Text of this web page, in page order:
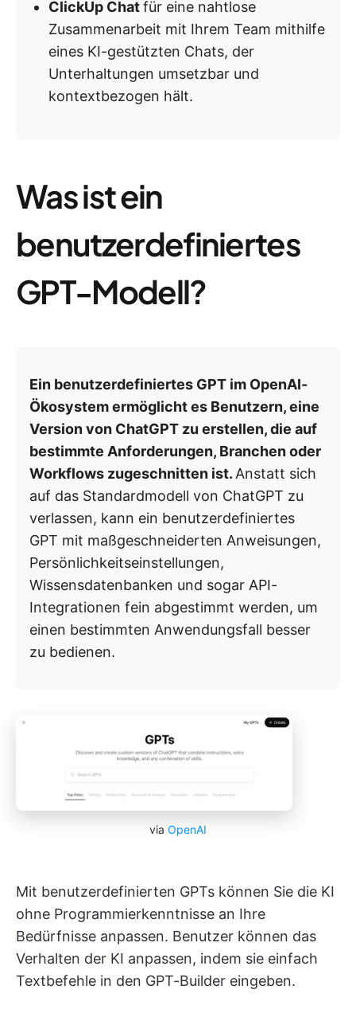
ClickUp Chatfür eine nahtlose
Zusammenarbeit mit Ihrem Team mithilfe
eines KI-gestützten Chats, der
Unterhaltungen umsetzbar und
kontextbezogen hält.
Was ist ein
benutzerdefiniertes
GPT-Modell?
Ein benutzerdefiniertes GPT im OpenAI-
Ökosystem ermöglicht es Benutzern, eine
Version von ChatGPT zu erstellen, die auf
bestimmte Anforderungen, Branchen oder
Workflows zugeschnitten ist. Anstatt sich
auf das Standardmodell von ChatGPT zu
verlassen, kann ein benutzerdefiniertes
GPT mit maßgeschneiderten Anweisungen,
Persönlichkeitseinstellungen,
Wissensdatenbanken und sogar API-
Integrationen fein abgestimmt werden, um
einen bestimmten Anwendungsfall besser
zu bedienen.
via OpenAI
Mit benutzerdefinierten GPTs können Sie die KI
ohne Programmierkenntnisse an Ihre
Bedürfnisse anpassen. Benutzer können das
Verhalten der KI anpassen, indem sie einfach
Textbefehle in den GPT-Builder eingeben.